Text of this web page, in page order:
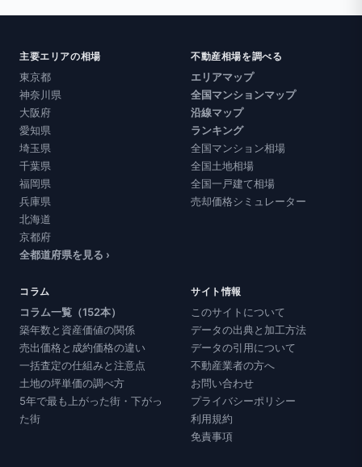
主要エリアの相場
東京都
神奈川県
大阪府
愛知県
埼玉県
千葉県
福岡県
兵庫県
北海道
京都府
全都道府県を見る ›
不動産相場を調べる
エリアマップ
全国マンションマップ
沿線マップ
ランキング
全国マンション相場
全国土地相場
全国一戸建て相場
売却価格シミュレーター
コラム
コラム一覧（152本）
築年数と資産価値の関係
売出価格と成約価格の違い
一括査定の仕組みと注意点
土地の坪単価の調べ方
5年で最も上がった街・下がっ
た街
サイト情報
このサイトについて
データの出典と加工方法
データの引用について
不動産業者の方へ
お問い合わせ
プライバシーポリシー
利用規約
免責事項